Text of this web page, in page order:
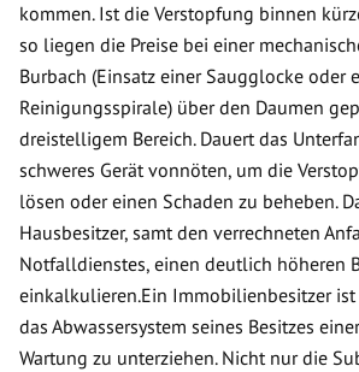
kommen. Ist die Verstopfung binnen
so liegen die Preise bei einer
Burbach (Einsatz einer Saugglocke oder
Reinigungsspirale) über den Daumen
dreistelligem Bereich. Dauert das
schweres Gerät vonnöten, um die
lösen oder einen Schaden zu beheben.
Hausbesitzer, samt den verrechneten
Notfalldienstes, einen deutlich höheren
einkalkulieren.Ein Immobilienbesitzer
das Abwassersystem seines Besitzes
Wartung zu unterziehen. Nicht nur die